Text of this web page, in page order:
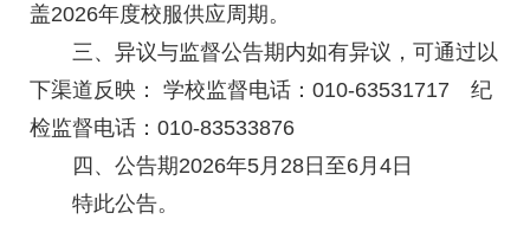
盖2026年度校服供应周期。
三、异议与监督公告期内如有异议，可通过以
下渠道反映： 学校监督电话：010-63531717 纪
检监督电话：010-83533876
四、公告期2026年5月28日至6月4日
特此公告。